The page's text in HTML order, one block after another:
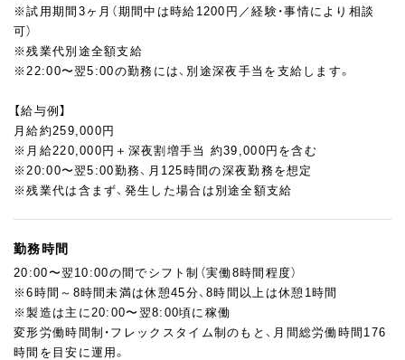
※試用期間3ヶ月（期間中は時給1200円／経験・事情により相談
可）
※残業代別途全額支給
※22:00〜翌5:00の勤務には、別途深夜手当を支給します。
【給与例】
月給約259,000円
※月給220,000円＋深夜割増手当 約39,000円を含む
※20:00〜翌5:00勤務、月125時間の深夜勤務を想定
※残業代は含まず、発生した場合は別途全額支給
勤務時間
20:00〜翌10:00の間でシフト制（実働8時間程度）
※6時間～8時間未満は休憩45分、8時間以上は休憩1時間
※製造は主に20:00〜翌8:00頃に稼働
変形労働時間制・フレックスタイム制のもと、月間総労働時間176
時間を目安に運用。